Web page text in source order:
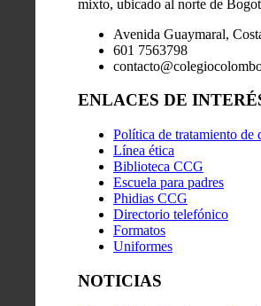
mixto, ubicado al norte de
Avenida Guaymaral,
601 7563798
ENLACES DE
Política de tratamiento de
Línea ética
Biblioteca CCG
Escuela para padres
Phidias CCG
Directorio telefónico
Formatos
Uniformes
NOTICIAS